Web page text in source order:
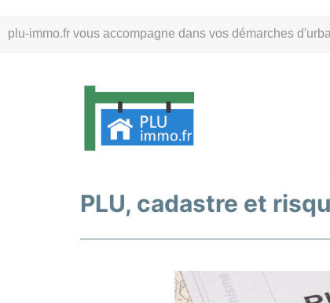
plu-immo.fr vous accompagne dans vos démarches
au
PLU, cadastre et